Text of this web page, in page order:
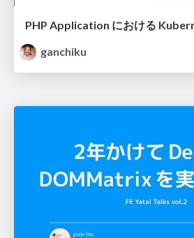
PHP Application における
ganchiku